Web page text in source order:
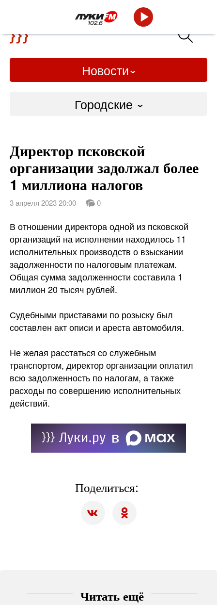
Новости
Городские
Слово Дело
Народные
ВТРК
Директор псковской
организации задолжал более
1 миллиона налогов
3 апреля 2023 20:00 0
В отношении директора одной из псковской
организаций на исполнении находилось 11
исполнительных производств о взыскании
задолженности по налоговым платежам.
Общая сумма задолженности составила 1
миллион 20 тысяч рублей.
Судебными приставами по розыску был
составлен акт описи и арестаавтомобиля.
Не желая расстаться со служебным
транспортом, директор организации оплатил
всю задолженность по налогам, а также
расходы по совершению исполнительных
действий.
Поделиться:
Читать ещё